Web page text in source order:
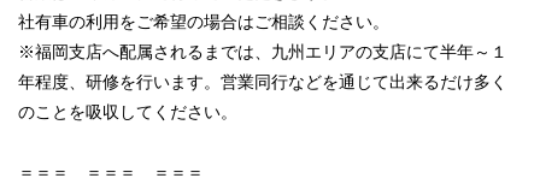
社有車の利用をご希望の場合はご相談ください。
※福岡支店へ配属されるまでは、九州エリアの支店にて半年～１
年程度、研修を行います。営業同行などを通じて出来るだけ多く
のことを吸収してください。
＝＝＝ ＝＝＝ ＝＝＝